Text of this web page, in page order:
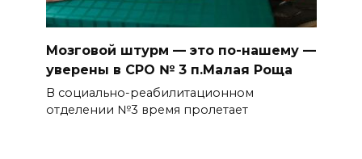
Мозговой штурм — это по-нашему —
уверены в СРО № 3 п.Малая Роща
В социально-реабилитационном
отделении №3 время пролетает